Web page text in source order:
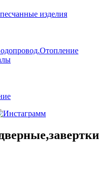
изделия